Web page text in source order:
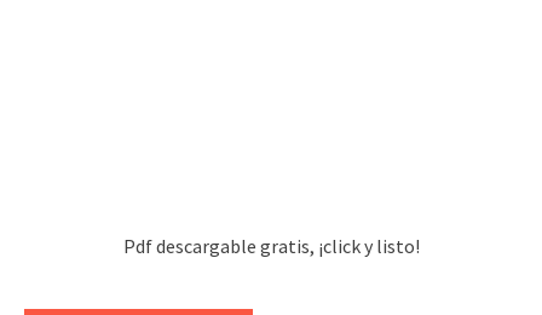
Pdf descargable gratis, ¡click y listo!